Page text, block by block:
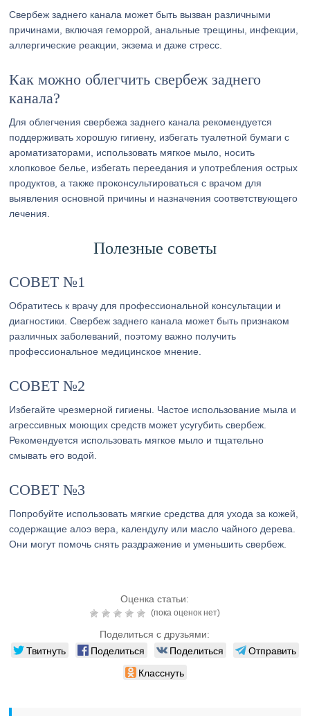
Свербеж заднего канала может быть вызван различными
причинами, включая геморрой, анальные трещины, инфекции,
аллергические реакции, экзема и даже стресс.
Как можно облегчить свербеж заднего
канала?
Для облегчения свербежа заднего канала рекомендуется
поддерживать хорошую гигиену, избегать туалетной бумаги с
ароматизаторами, использовать мягкое мыло, носить
хлопковое белье, избегать переедания и употребления острых
продуктов, а также проконсультироваться с врачом для
выявления основной причины и назначения соответствующего
лечения.
Полезные советы
СОВЕТ №1
Обратитесь к врачу для профессиональной консультации и
диагностики. Свербеж заднего канала может быть признаком
различных заболеваний, поэтому важно получить
профессиональное медицинское мнение.
СОВЕТ №2
Избегайте чрезмерной гигиены. Частое использование мыла и
агрессивных моющих средств может усугубить свербеж.
Рекомендуется использовать мягкое мыло и тщательно
смывать его водой.
СОВЕТ №3
Попробуйте использовать мягкие средства для ухода за кожей,
содержащие алоэ вера, календулу или масло чайного дерева.
Они могут помочь снять раздражение и уменьшить свербеж.
Оценка статьи:
(пока оценок нет)
Поделиться с друзьями:
Твитнуть Поделиться Поделиться
Отправить
Класснуть